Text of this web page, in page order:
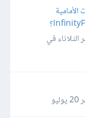
الثلاثاء في
20 يوليو